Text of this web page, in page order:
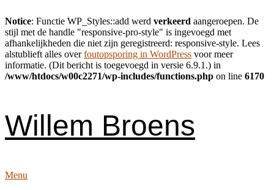
Notice: Functie WP_Styles::add werd verkeerd aangeroepen. De
stijl met de handle "responsive-pro-style" is ingevoegd met
afhankelijkheden die niet zijn geregistreerd: responsive-style. Lees
alstublieft alles overfoutopsporing in WordPress voor meer
informatie. (Dit bericht is toegevoegd in versie 6.9.1.) in
/www/htdocs/w00c2271/wp-includes/functions.php on line 6170
Willem Broens
Menu